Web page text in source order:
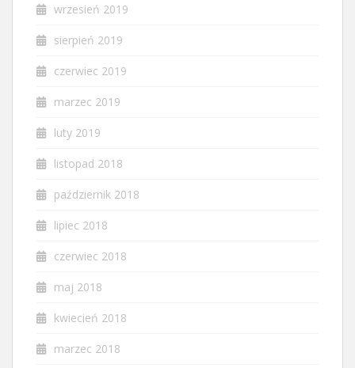
wrzesień 2019
sierpień 2019
czerwiec 2019
marzec 2019
luty 2019
listopad 2018
październik 2018
lipiec 2018
czerwiec 2018
maj 2018
kwiecień 2018
marzec 2018